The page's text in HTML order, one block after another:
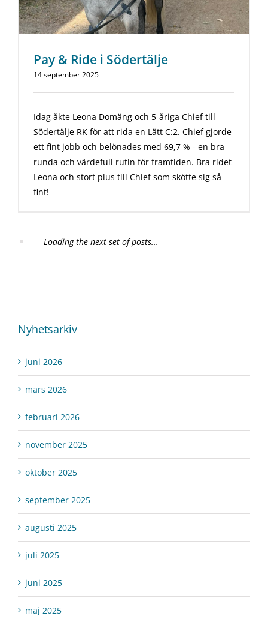
Pay & Ride i Södertälje
14 september 2025
Idag åkte Leona Domäng och 5-åriga Chief till
Södertälje RK för att rida en Lätt C:2. Chief gjorde
ett fint jobb och belönades med 69,7 % - en bra
runda och värdefull rutin för framtiden. Bra ridet
Leona och stort plus till Chief som skötte sig så
fint!
Loading the next set of posts...
Nyhetsarkiv
juni 2026
mars 2026
februari 2026
november 2025
oktober 2025
september 2025
augusti 2025
juli 2025
juni 2025
maj 2025